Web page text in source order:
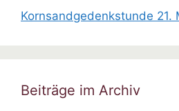
Kornsandgedenkstunde 21.
Beiträge im Archiv